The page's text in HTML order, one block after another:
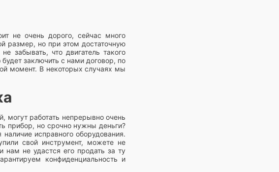
не очень дорого, сейчас много
размер, но при этом достаточную
забывать, что двигатель такого
заключить с нами договор, по
момент. В некоторых случаях мы
могут работать непрерывно очень
прибор, но срочно нужны деньги?
исправного оборудования.
свой инструмент, можете не
нам не удастся его продать за ту
конфиденциальность и